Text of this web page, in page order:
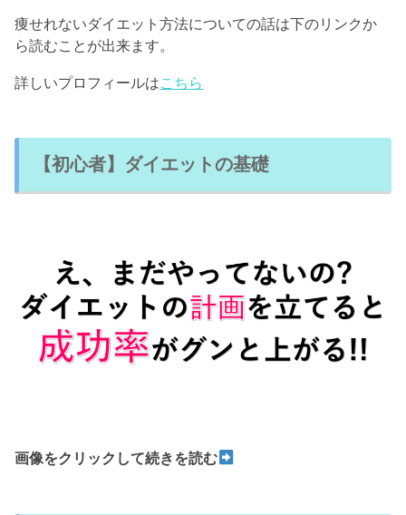
痩せれないダイエット方法についての話は下のリンクか
ら読むことが出来ます。
詳しいプロフィールは こちら
【初心者】ダイエットの基礎
画像をクリックして続きを読む